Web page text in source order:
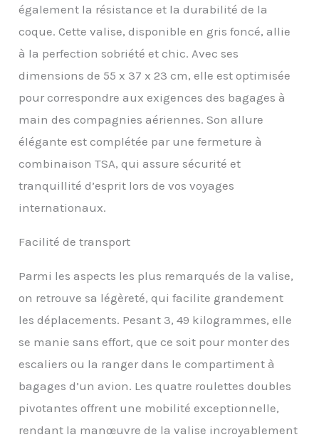
à roulettes Level8 est
conforme aux exigences
compagnies aériennes
nationales et
internationales. Elle est
équipée de fermetures
éclair fluides pour un
accès facile à vos
affaires. 【Voyage sans
effort】 La valise cabine
Level8 est équipée de 8
roues pivotantes
pour un contrôle et une
maniabilité sans effort.
Équipée de poignées
pratiques sur le dessus
et sur le côté. Pieds
pare-chocs latéraux
pour protéger la valise.
【Intérieur spacieux】La
petite valise cabine
LEVEL8 est équipée de
spacieux. Des poches en
également la résistance et la durabilité de la
coque. Cette valise, disponible en gris foncé, allie
à la perfection sobriété et chic. Avec ses
dimensions de 55 x 37 x 23 cm, elle est optimisée
pour correspondre aux exigences des bagages à
main des compagnies aériennes. Son allure
élégante est complétée par une fermeture à
combinaison TSA, qui assure sécurité et
tranquillité d’esprit lors de vos voyages
internationaux.
Facilité de transport
Parmi les aspects les plus remarqués de la valise,
on retrouve sa légèreté, qui facilite grandement
les déplacements. Pesant 3, 49 kilogrammes, elle
se manie sans effort, que ce soit pour monter des
escaliers ou la ranger dans le compartiment à
bagages d’un avion. Les quatre roulettes doubles
pivotantes offrent une mobilité exceptionnelle,
rendant la manœuvre de la valise incroyablement